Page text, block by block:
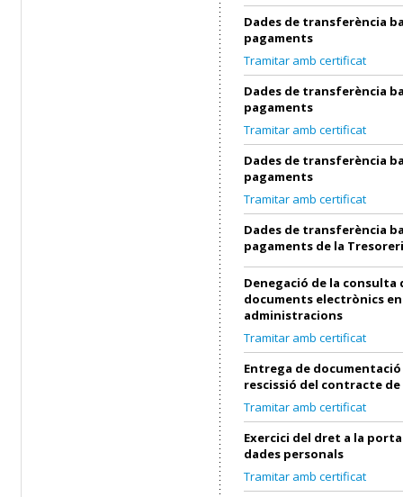
Dades de transferència
pagaments
Tramitar amb certificat
Dades de transferència
pagaments
Tramitar amb certificat
Dades de transferència
pagaments
Tramitar amb certificat
Dades de transferència
pagaments de la
Denegació de la consulta
documents electrònics
administracions
Tramitar amb certificat
Entrega de documentació
rescissió del contracte
Tramitar amb certificat
Exercici del dret a la
dades personals
Tramitar amb certificat